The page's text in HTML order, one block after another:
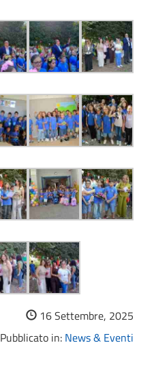
16 Settembre, 2025
Pubblicato in: News & Eventi